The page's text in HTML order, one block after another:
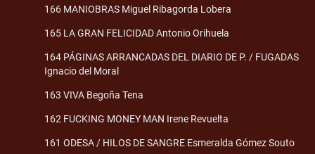
166 MANIOBRAS Miguel Ribagorda Lobera
165 LA GRAN FELICIDAD Antonio Orihuela
164 PÁGINAS ARRANCADAS DEL DIARIO DE P. / FUGADAS
Ignacio del Moral
163 VIVA Begoña Tena
162 FUCKING MONEY MAN Irene Revuelta
161 ODESA / HILOS DE SANGRE Esmeralda Gómez Souto